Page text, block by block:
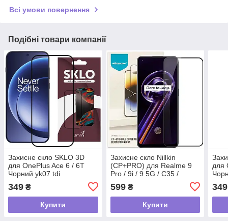
Всі умови повернення
Подібні товари компанії
Захисне скло SKLO 3D
для OnePlus Ace 6 / 6T
Чорний yk07 tdi
349 ₴
Купити
Захисне скло Nillkin
(CP+PRO) для Realme 9
Pro / 9i / 9 5G / C35 /
OnePlus Nord CE 2 Lite 5G
Чорний yk07 tdi
599₴
Купити
для
349